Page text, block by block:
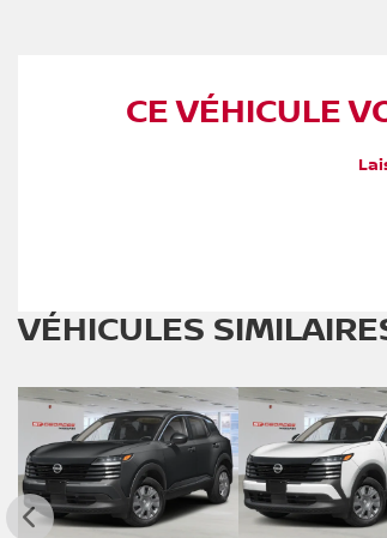
CE VÉHICULE
VÉHICULES